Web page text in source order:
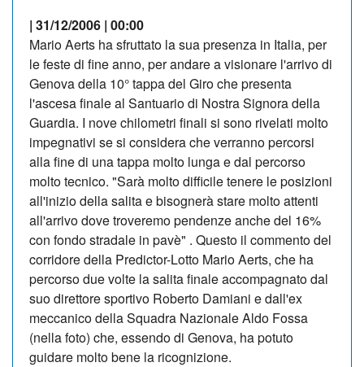
| 31/12/2006 | 00:00
Mario Aerts ha sfruttato la sua presenza in Italia, per
le feste di fine anno, per andare a visionare l'arrivo di
Genova della 10° tappa del Giro che presenta
l'ascesa finale al Santuario di Nostra Signora della
Guardia. I nove chilometri finali si sono rivelati molto
impegnativi se si considera che verranno percorsi
alla fine di una tappa molto lunga e dal percorso
molto tecnico. "Sarà molto difficile tenere le posizioni
all'inizio della salita e bisognerà stare molto attenti
all'arrivo dove troveremo pendenze anche del 16%
con fondo stradale in pavè" . Questo il commento del
corridore della Predictor-Lotto Mario Aerts, che ha
percorso due volte la salita finale accompagnato dal
suo direttore sportivo Roberto Damiani e dall'ex
meccanico della Squadra Nazionale Aldo Fossa
(nella foto) che, essendo di Genova, ha potuto
guidare molto bene la ricognizione.